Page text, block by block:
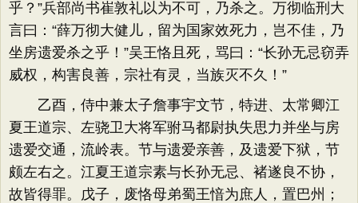
乎？”兵部尚书崔敦礼以为不可，乃杀之。万彻临刑大
言曰：“薛万彻大健儿，留为国家效死力，岂不佳，乃
坐房遗爱杀之乎！”吴王恪且死，骂曰：“长孙无忌窃弄
威权，构害良善，宗社有灵，当族灭不久！”
乙酉，侍中兼太子詹事宇文节，特进、太常卿江
夏王道宗、左骁卫大将军驸马都尉执失思力并坐与房
遗爱交通，流岭表。节与遗爱亲善，及遗爱下狱，节
颇左右之。江夏王道宗素与长孙无忌、褚遂良不协，
故皆得罪。戊子，废恪母弟蜀王愔为庶人，置巴州；